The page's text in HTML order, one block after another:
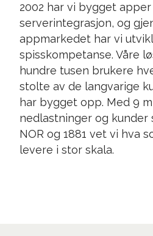
2002 har vi bygget
serverintegrasjon, og
appmarkedet har vi
spisskompetanse. Våre
hundre tusen brukere
stolte av de langvarige
har bygget opp. Med 9
nedlastninger og kunder
NOR og 1881 vet vi hva
levere i stor skala.